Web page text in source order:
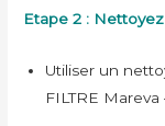
Etape 2 :
Utiliser un
FILTRE